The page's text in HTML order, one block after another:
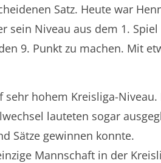
Satz. Heute war
sein Niveau aus dem 1.
9. Punkt zu machen. Mit
sehr hohem Kreisliga-
lauteten sogar
Sätze gewinnen konnte.
Mannschaft in der